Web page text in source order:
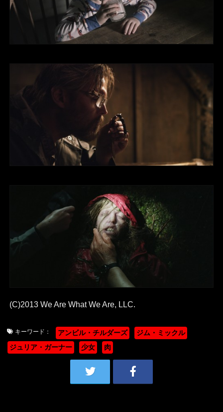
(C)2013 We Are What We Are, LLC.
キーワード： アンビル・チルダーズ
ジム・ミックル
ジュリア・ガーナー
少女 肉